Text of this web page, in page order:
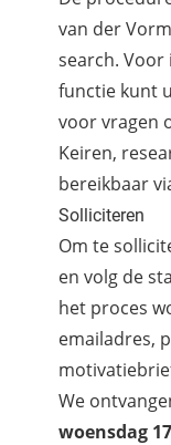
van der
search.
functie kunt
voor vragen
Keiren,
bereikbaar
Solliciteren
Om te
en volg de
het proces
emailadres,
We
woensdag